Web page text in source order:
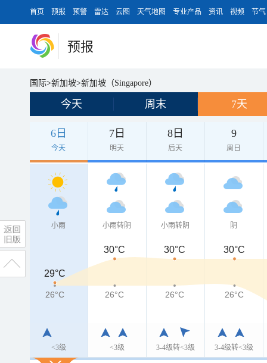
首页 预报 预警 雷达 云图 天气地图 专业产品 资讯 视频 节气
预报
国际>新加坡>新加坡（Singapore）
今天 周末 7天
6日
今天
7日
明天
8日
后天
9
周日
小雨
<3级
小雨转阴
<3级
小雨转阴
3-4级转<3级
阴
3-4级转<3级
29°C
29°C
30°C 30°C 30°C
26°C
26°C 26°C 26°C 26°C